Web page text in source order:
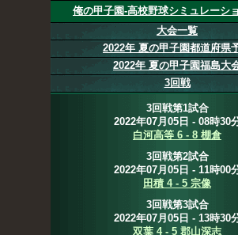
俺の甲子園-高校野球シミュレーシ
大会一覧
2022年 夏の甲子園都道府県
2022年 夏の甲子園福島大
3回戦
3回戦第1試合
2022年07月05日 - 08時30
白河高等 6 - 8 棚倉
3回戦第2試合
2022年07月05日 - 11時00
田積 4 - 5 宗像
3回戦第3試合
2022年07月05日 - 13時30
双葉 4 - 5 郡山深志